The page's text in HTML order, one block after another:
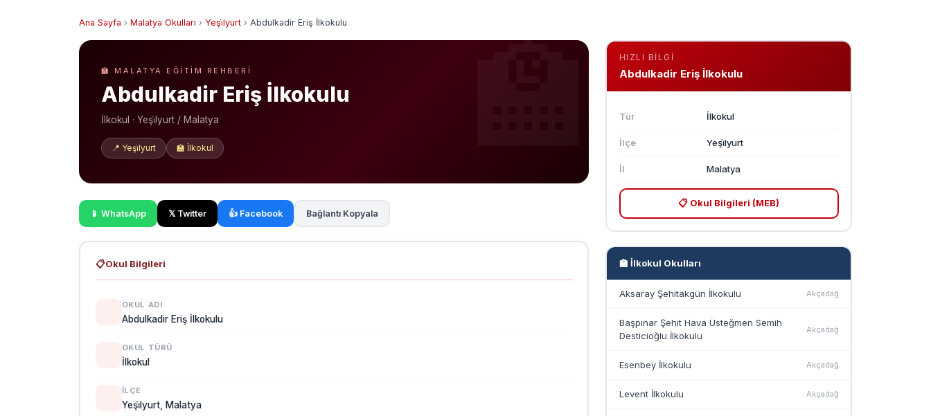
Ana Sayfa › Malatya Okulları › Yeşi̇lyurt › Abdulkadir Eriş İlkokulu
🏫 MALATYA EĞITIM REHBERI
Abdulkadir Eriş İlkokulu
İlkokul · Yeşi̇lyurt / Malatya
📍 Yeşi̇lyurt 🏫 İlkokul
📱 WhatsApp 𝕏 Twitter 👍 Facebook Bağlantı Kopyala
📋Okul Bilgileri
OKUL ADI
Abdulkadir Eriş İlkokulu
OKUL TÜRÜ
İlkokul
İLÇE
Yeşi̇lyurt, Malatya
HIZLI BILGI
Abdulkadir Eriş İlkokulu
Tür İlkokul
İlçe Yeşi̇lyurt
İl Malatya
📋 Okul Bilgileri (MEB)
🏫 İlkokul Okulları
Aksaray Şehitakgün İlkokulu Akçadağ
Başpınar Şehit Hava Üsteğmen Semih
Desticioğlu İlkokulu
Akçadağ
Esenbey İlkokulu Akçadağ
Levent İlkokulu Akçadağ